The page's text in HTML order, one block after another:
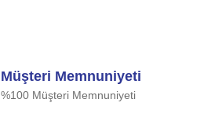
Müşteri Memnuniyeti
%100 Müşteri Memnuniyeti